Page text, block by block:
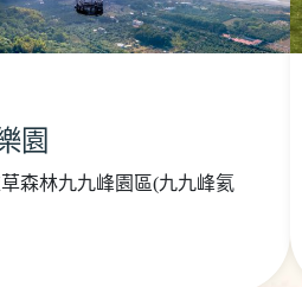
園
森林九九峰園區(九九峰氦